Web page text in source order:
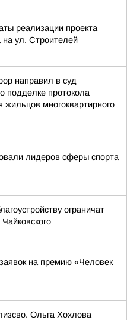
реализации проекта
на ул. Строителей
направил в суд
подделке протокола
жильцов многоквартирного
лидеров сферы спорта
ограничат
на премию «Человек
Ольга Хохлова